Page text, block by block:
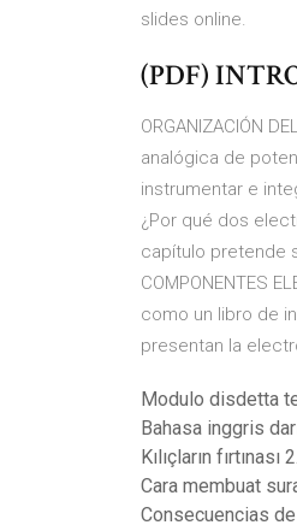
slides online.
(PDF)
ORGANIZACIÓN
analógica de
instrumentar e
¿Por qué dos
capítulo pretende
COMPONENTES
como un libro de
presentan la
Modulo disdetta
Bahasa inggris
Kılıçların fırtınası
Cara membuat
Consecuencias